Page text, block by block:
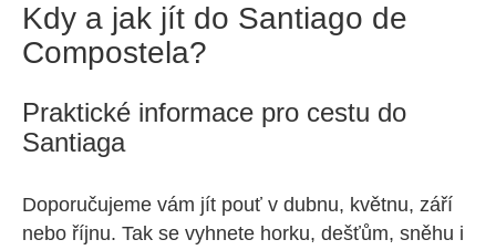
Kdy a jak jít do Santiago de
Compostela?
Praktické informace pro cestu do
Santiaga
Doporučujeme vám jít pouť v dubnu, květnu, září
nebo říjnu. Tak se vyhnete horku, dešťům, sněhu i